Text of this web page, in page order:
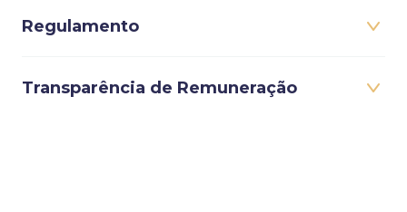
Regulamento
Transparência de Remuneração